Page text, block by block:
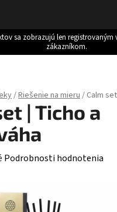
sa zobrazujú len
zákazníkom.
/Riešenie na mieru/ Calm
| Ticho a
Podrobnosti hodnotenia